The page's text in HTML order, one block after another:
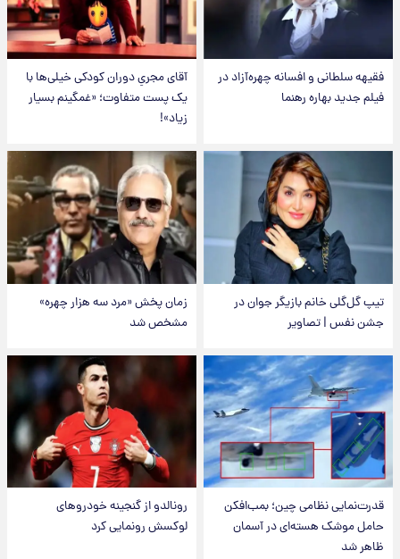
فقیهه سلطانی و افسانه چهره‌آزاد در
فیلم جدید بهاره رهنما
آقای مجریِ دوران کودکی خیلی‌ها با
یک پست متفاوت؛ «غمگینم بسیار
زیاد»!
تیپ گل‌گلی خانم بازیگر جوان در
جشن نفس | تصاویر
زمان پخش «مرد سه هزار چهره»
مشخص شد
قدرت‌نمایی نظامی چین؛ بمب‌افکن
حامل موشک هسته‌ای در آسمان
ظاهر شد
رونالدو از گنجینه خودروهای
لوکسش رونمایی کرد